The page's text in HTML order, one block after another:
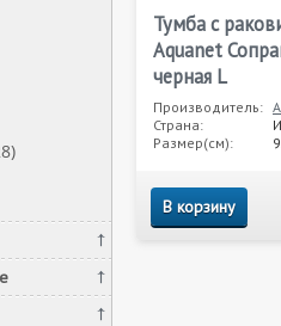
)
Тумба с
Aquanet
черная L
Производитель:
Страна:
Размер(см):
В корзину